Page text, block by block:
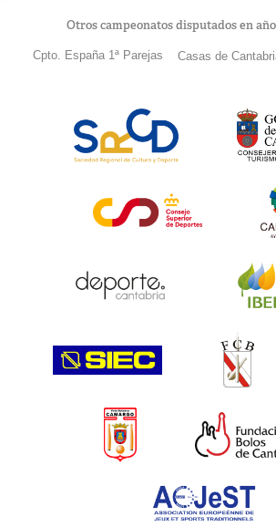
Otros campeonatos disputados en
Cpto. España 1ª Parejas Casas de